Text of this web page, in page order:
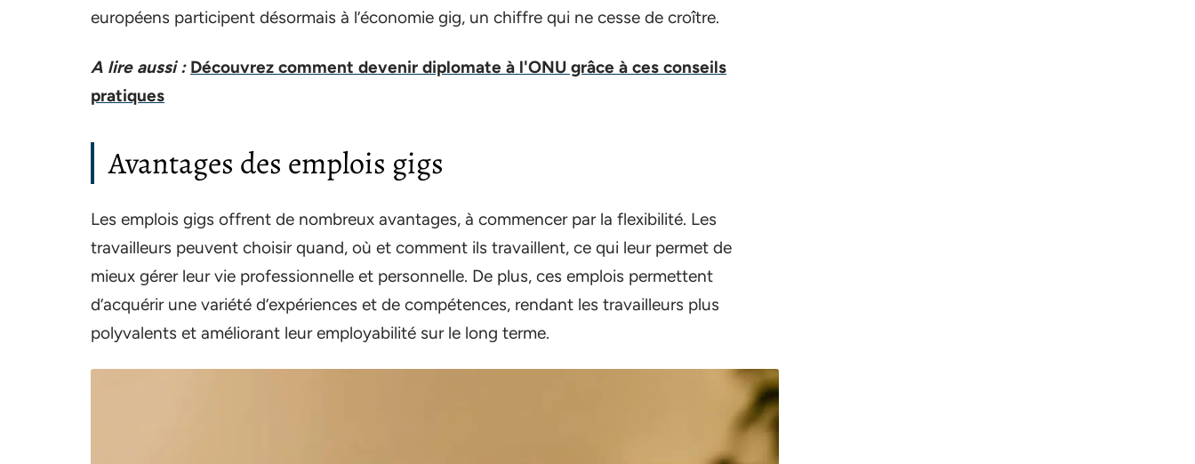
européens participent désormais à l’économie gig, un chiffre qui ne cesse de croître.
A lire aussi : Découvrez comment devenir diplomate à l'ONU grâce à ces conseils
pratiques
Avantages des emplois gigs
Les emplois gigs offrent de nombreux avantages, à commencer par la flexibilité. Les
travailleurs peuvent choisir quand, où et comment ils travaillent, ce qui leur permet de
mieux gérer leur vie professionnelle et personnelle. De plus, ces emplois permettent
d’acquérir une variété d’expériences et de compétences, rendant les travailleurs plus
polyvalents et améliorant leur employabilité sur le long terme.